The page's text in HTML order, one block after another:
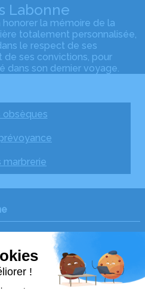
Labonne
la mémoire de la
totalement personnalisée,
le respect de ses
ses convictions, pour
dans son dernier voyage.
obsèques
marbrerie
– Châteauneuf-la-Forêt
Liens utiles